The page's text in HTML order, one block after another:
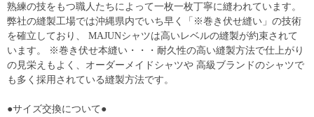
熟練の技をもつ職人たちによって一枚一枚丁寧に縫われています。
弊社の縫製工場では沖縄県内でいち早く「※巻き伏せ縫い」の技術
を確立しており、 MAJUNシャツは高いレベルの縫製が約束されて
います。 ※巻き伏せ本縫い・・・耐久性の高い縫製方法で仕上がり
の見栄えもよく、オーダーメイドシャツや 高級ブランドのシャツで
も多く採用されている縫製方法です。
●サイズ交換について●